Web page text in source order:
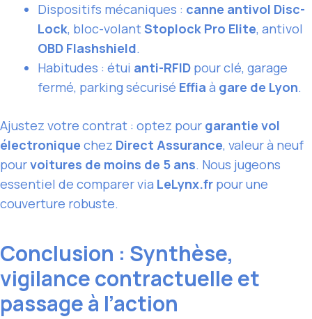
Dispositifs mécaniques : canne antivol Disc-
Lock, bloc-volantStoplock Pro Elite, antivol
OBD Flashshield.
Habitudes : étui anti-RFID pour clé, garage
fermé, parking sécurisé Effia à gare de Lyon.
Ajustez votre contrat : optez pour garantie vol
électronique chez Direct Assurance, valeur à neuf
pourvoitures de moins de 5 ans. Nous jugeons
essentiel de comparer via LeLynx.fr pour une
couverture robuste.
Conclusion : Synthèse,
vigilance contractuelle et
passage à l’action